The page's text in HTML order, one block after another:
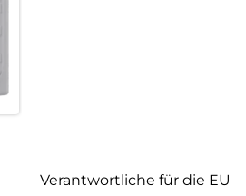
Verantwortliche für die EU